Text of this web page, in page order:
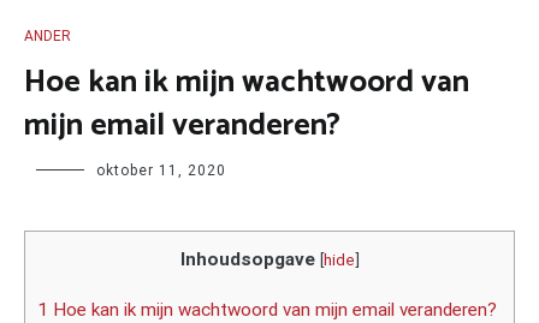
ANDER
Hoe kan ik mijn wachtwoord van
mijn email veranderen?
Author oktober 11, 2020
Inhoudsopgave [hide]
1 Hoe kan ik mijn wachtwoord van mijn email veranderen?